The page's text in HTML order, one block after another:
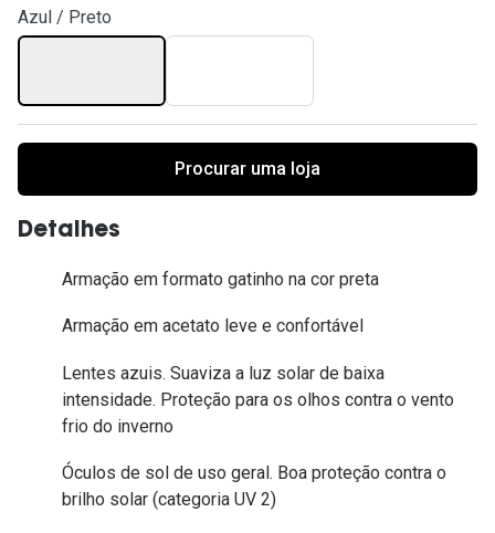
Azul / Preto
Procurar uma loja
Detalhes
Armação em formato gatinho na cor preta
Armação em acetato leve e confortável
Lentes azuis. Suaviza a luz solar de baixa
intensidade. Proteção para os olhos contra o vento
frio do inverno
Óculos de sol de uso geral. Boa proteção contra o
brilho solar (categoria UV 2)